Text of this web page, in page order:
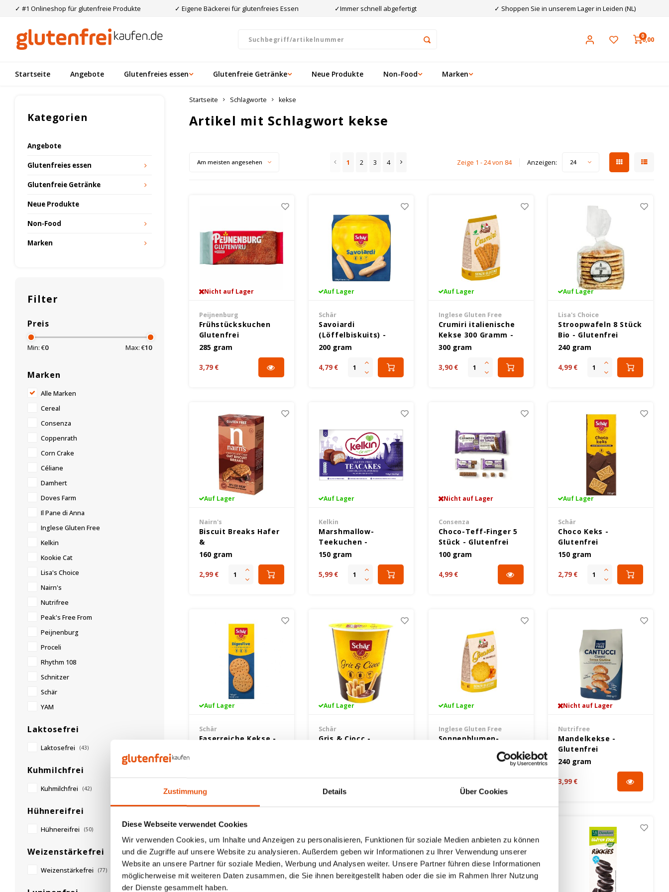
Zustimmung Details Über Cookies
Diese Webseite verwendet Cookies
Wir verwenden Cookies, um Inhalte und Anzeigen zu personalisieren, Funktionen für soziale Medien anbieten zu können
und die Zugriffe auf unsere Website zu analysieren. Außerdem geben wir Informationen zu Ihrer Verwendung unserer
Website an unsere Partner für soziale Medien, Werbung und Analysen weiter. Unsere Partner führen diese Informationen
möglicherweise mit weiteren Daten zusammen, die Sie ihnen bereitgestellt haben oder die sie im Rahmen Ihrer Nutzung
der Dienste gesammelt haben.
✓ #1 Onlineshop für glutenfreie Produkte ✓ Eigene Bäckerei für glutenfreies Essen ✓Immer schnell abgefertigt ✓ Shoppen Sie in unserem Lager in Leiden (NL)
00,00
Startseite Angebote Glutenfreies essen Glutenfreie Getränke Neue Produkte Non-Food Marken
Kategorien
Angebote
Glutenfreies essen
Glutenfreie Getränke
Neue Produkte
Non-Food
Marken
Filter
Preis
Min: €0 Max: €10
Marken
Alle Marken
Cereal
Consenza
Coppenrath
Corn Crake
Céliane
Damhert
Doves Farm
Il Pane di Anna
Inglese Gluten Free
Kelkin
Kookie Cat
Lisa's Choice
Nairn's
Nutrifree
Peak's Free From
Peijnenburg
Proceli
Rhythm 108
Schnitzer
Schär
YAM
Laktosefrei
Laktosefrei (43)
Kuhmilchfrei
Kuhmilchfrei (42)
Hühnereifrei
Hühnereifrei (50)
Weizenstärkefrei
Weizenstärkefrei (77)
Startseite Schlagworte kekse
Artikel mit Schlagwort kekse
Am meisten angesehen 1 2 3 4 Zeige 1 - 24 von 84 Anzeigen: 24
Nicht auf Lager
Peijnenburg
Frühstückskuchen
Glutenfrei
285 gram
3,79 €
Auf Lager
Schär
Savoiardi
(Löffelbiskuits) -
Glutenfrei
200 gram
4,79 €
Auf Lager
Inglese Gluten Free
Crumiri italienische
Kekse 300 Gramm -
Glutenfrei
300 gram
3,90 €
Auf Lager
Lisa's Choice
Stroopwafeln 8 Stück
Bio - Glutenfrei
240 gram
4,99 €
Auf Lager
Nairn's
Biscuit Breaks Hafer
&
Schokoladenstückchen
160 gram
2,99 €
Auf Lager
Kelkin
Marshmallow-
Teekuchen -
Glutenfrei
150 gram
5,99 €
Nicht auf Lager
Consenza
Choco-Teff-Finger 5
Stück - Glutenfrei
100 gram
4,99 €
Auf Lager
Schär
Choco Keks -
Glutenfrei
150 gram
2,79 €
Auf Lager
Schär
Faserreiche Kekse -
Auf Lager
Schär
Gris & Ciocc -
Auf Lager
Inglese Gluten Free
Sonnenblumen-
Karamell-Kekse 300
Gramm - Glutenfrei
Nicht auf Lager
Nutrifree
Mandelkekse -
Glutenfrei
240 gram
3,99 €